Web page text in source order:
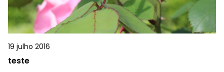
19 julho 2016
teste